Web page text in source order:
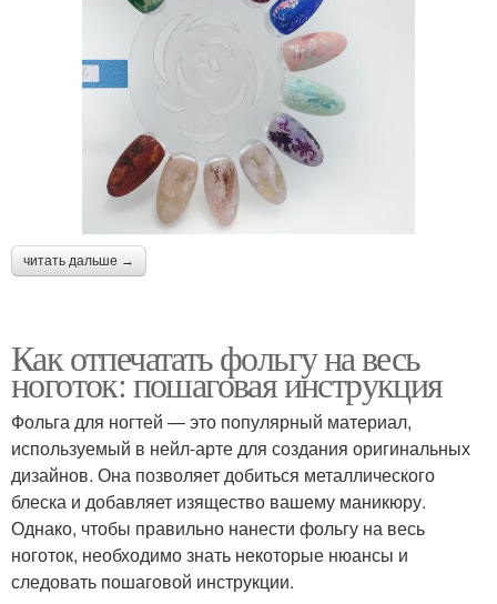
читать дальше →
Как отпечатать фольгу на весь
ноготок: пошаговая инструкция
Фольга для ногтей — это популярный материал,
используемый в нейл-арте для создания оригинальных
дизайнов. Она позволяет добиться металлического
блеска и добавляет изящество вашему маникюру.
Однако, чтобы правильно нанести фольгу на весь
ноготок, необходимо знать некоторые нюансы и
следовать пошаговой инструкции.